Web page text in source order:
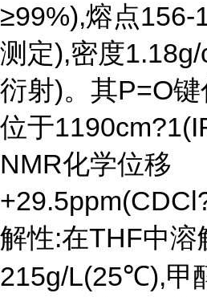
≥99%),熔点
测定),密度
衍射)。其P=O
位于
NMR化学位移
解性:在THF中溶
215g/L(25℃),甲